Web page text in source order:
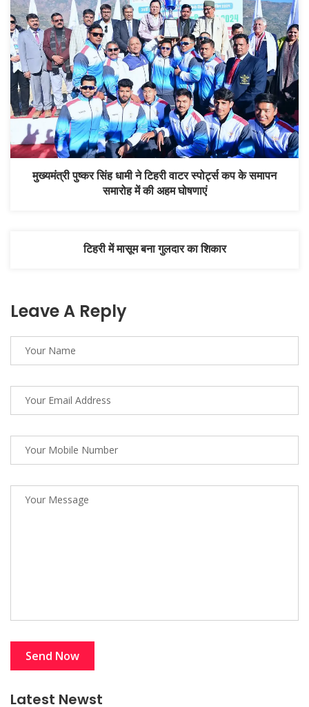
मुख्यमंत्री पुष्कर सिंह धामी ने टिहरी वाटर स्पोर्ट्स कप के समापन
समारोह में की अहम घोषणाएं
टिहरी में मासूम बना गुलदार का शिकार
Leave A Reply
Latest Newst